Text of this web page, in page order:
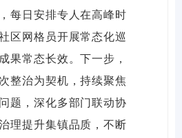
每日安排专人在高峰时
区网格员开展常态化巡
果常态长效。下一步，
整治为契机，持续聚焦
题，深化多部门联动协
理提升集镇品质，不断